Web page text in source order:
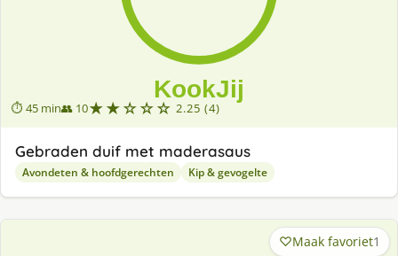
⏱ 45 min👥 10★★☆☆☆ 2.25 (4)
Gebraden duif met maderasaus
Avondeten & hoofdgerechten Kip & gevogelte
Maak favoriet1